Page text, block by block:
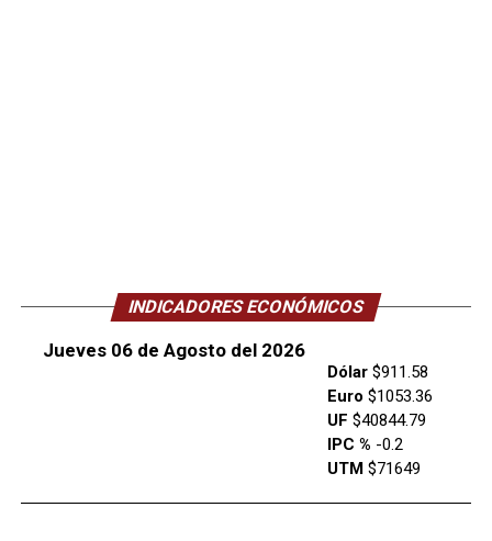
INDICADORES ECONÓMICOS
Jueves 06 de Agosto del 2026
Dólar$911.58
Euro $1053.36
UF $40844.79
IPC % -0.2
UTM$71649